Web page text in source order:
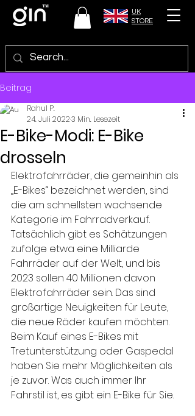
UK
STORE
Beitrag
E-Bike-Modi: E-Bike
drosseln
Rahul P.
24. Juli 20223 Min. Lesezeit
Elektrofahrräder, die gemeinhin als
„E-Bikes“ bezeichnet werden, sind
die am schnellsten wachsende
Kategorie im Fahrradverkauf.
Tatsächlich gibt es Schätzungen
zufolge etwa eine Milliarde
Fahrräder auf der Welt, und bis
2023 sollen 40 Millionen davon
Elektrofahrräder sein. Das sind
großartige Neuigkeiten für Leute,
die neue Räder kaufen möchten.
Beim Kauf eines E-Bikes mit
Tretunterstützung oder Gaspedal
haben Sie mehr Möglichkeiten als
je zuvor. Was auch immer Ihr
Fahrstil ist, es gibt ein E-Bike für Sie.